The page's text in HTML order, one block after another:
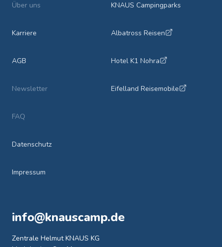
Über uns
Karriere
AGB
Newsletter
FAQ
Datenschutz
Impressum
KNAUS Campingparks
Albatross Reisen
Hotel K1 Nohra
Eifelland Reisemobile
info@knauscamp.de
Zentrale Helmut KNAUS KG